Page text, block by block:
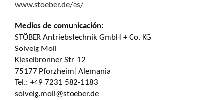
www.stoeber.de/es/
Medios de comunicación:
STÖBER Antriebstechnik GmbH + Co. KG
Solveig Moll
Kieselbronner Str. 12
75177 Pforzheim│Alemania
Tel.: +49 7231 582-1183
solveig.moll@stoeber.de